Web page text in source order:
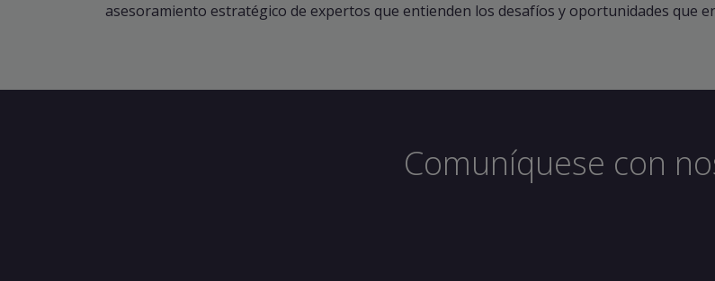
asesoramiento estratégico de expertos que entienden los desafíos y oportunidades que
Comuníquese con